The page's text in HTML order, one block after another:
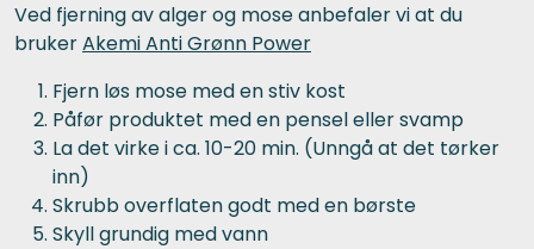
Ved fjerning av alger og mose anbefaler vi at du
brukerAkemi Anti Grønn Power
Fjern løs mose med en stiv kost
Påfør produktet med en pensel eller svamp
La det virke i ca. 10-20 min. (Unngå at det tørker
inn)
Skrubb overflaten godt med en børste
Skyll grundig med vann